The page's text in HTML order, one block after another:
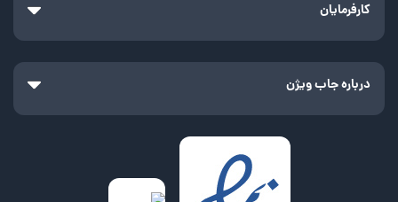
کارفرمایان
درباره جاب ویژن